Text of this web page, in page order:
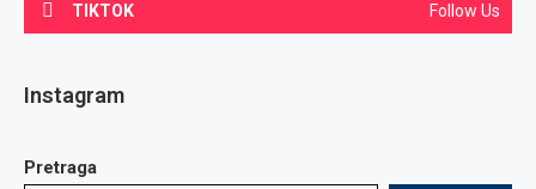
TIKTOK Follow Us
Instagram
Pretraga